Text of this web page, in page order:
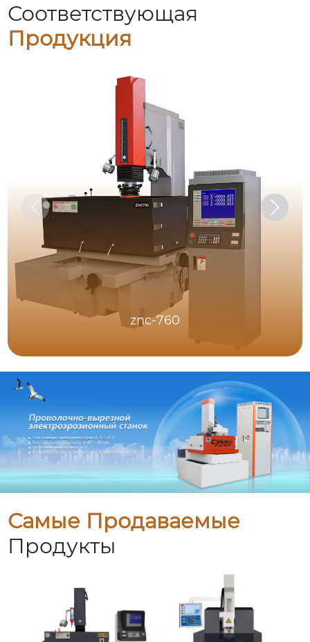
Соответствующая
Продукция
znc-760
Самые Продаваемые
Продукты